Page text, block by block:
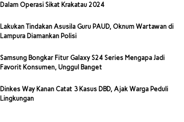
Dalam Operasi Sikat Krakatau 2024
Lakukan Tindakan Asusila Guru PAUD, Oknum Wartawan di
Lampura Diamankan Polisi
Samsung Bongkar Fitur Galaxy S24 Series Mengapa Jadi
Favorit Konsumen, Unggul Banget
Dinkes Way Kanan Catat 3 Kasus DBD, Ajak Warga Peduli
Lingkungan